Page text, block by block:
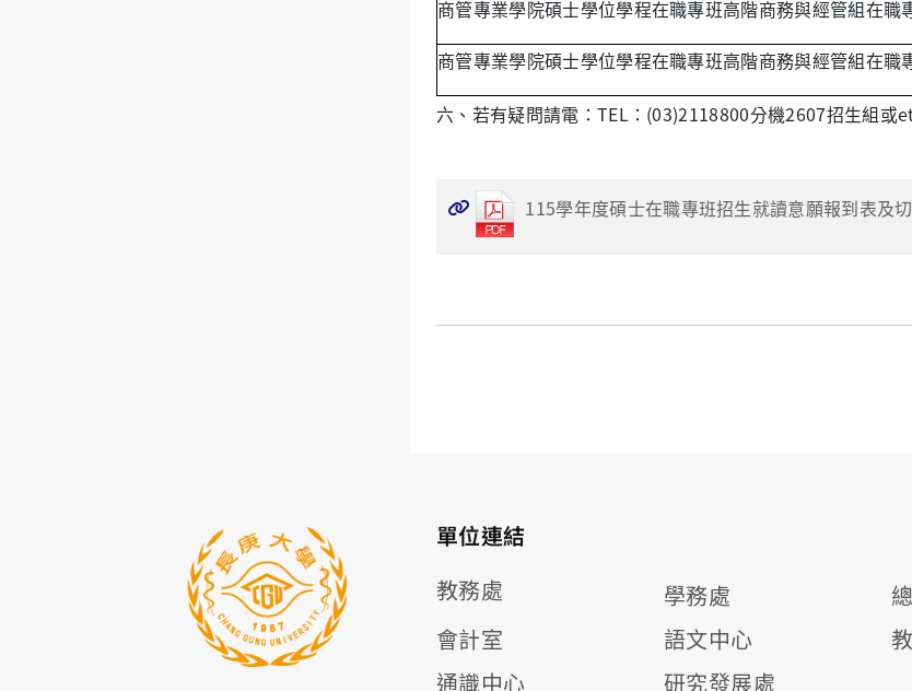
商管專業學院碩士學位學程在職專班高階商務與經管組在職
商管專業學院碩士學位學程在職專班高階商務與經管組在職
六、若有疑問請電：TEL：(03)2118800分機2607招生組
115學年度碩士在職專班招生就讀意願報到表及
單位連結
教務處
學務處
會計室
語文中心
通識中心
研究發展處